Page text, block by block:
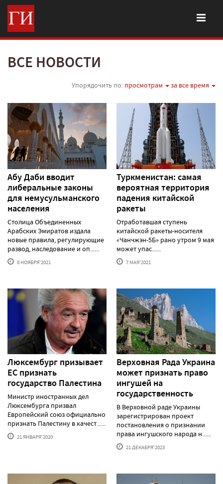
ВСЕ НОВОСТИ
Упорядочить по: просмотрам за все время
Абу Даби вводит
либеральные законы
для немусульманского
населения
Столица Объединенных
Арабских Эмиратов издала
новые правила, регулирующие
развод, наследование и оп......
8 НОЯБРЯ'2021
Туркменистан: самая
вероятная территория
падения китайской
ракеты
Отработавшая ступень
китайской ракеты-носителя
«Чанчжэн-5Б» рано утром 9 мая
может упас......
7 МАЯ'2021
Люксембург призывает
ЕС признать
государство Палестина
Министр иностранных дел
Люксембурга призвал
Европейский союз официально
признать Палестину в качест......
21 ЯНВАРЯ'2020
Верховная Рада Украина
может признать право
ингушей на
государственность
В Верховной раде Украины
зарегистрирован проект
постановления о признании
права ингушского народа н......
21 ДЕКАБРЯ'2023